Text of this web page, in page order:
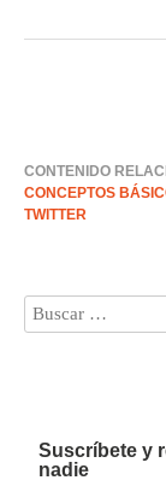
CONTENIDO
CONCEPTOS
TWITTER
Suscríbete y
nadie